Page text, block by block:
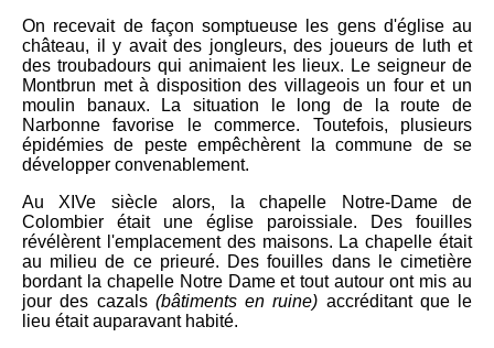
On recevait de façon somptueuse les gens d'église au
château, il y avait des jongleurs, des joueurs de luth et
des troubadours qui animaient les lieux. Le seigneur de
Montbrun met à disposition des villageois un four et un
moulin banaux. La situation le long de la route de
Narbonne favorise le commerce. Toutefois, plusieurs
épidémies de peste empêchèrent la commune de se
développer convenablement.
Au XIVe siècle alors, la chapelle Notre-Dame de
Colombier était une église paroissiale. Des fouilles
révélèrent l'emplacement des maisons. La chapelle était
au milieu de ce prieuré. Des fouilles dans le cimetière
bordant la chapelle Notre Dame et tout autour ont mis au
jour des cazals (bâtiments en ruine) accréditant que le
lieu était auparavant habité.